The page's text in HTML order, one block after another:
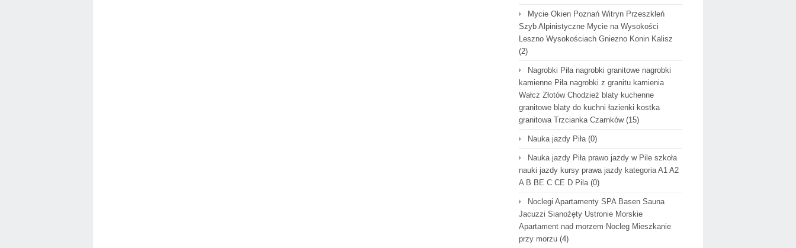
Mycie Okien Poznań Witryn Przeszkleń
Szyb Alpinistyczne Mycie na Wysokości
Leszno Wysokościach Gniezno Konin Kalisz
(2)
Nagrobki Piła nagrobki granitowe nagrobki
kamienne Piła nagrobki z granitu kamienia
Wałcz Złotów Chodzież blaty kuchenne
granitowe blaty do kuchni łazienki kostka
granitowa Trzcianka Czarnków(15)
Nauka jazdy Piła(0)
Nauka jazdy Piła prawo jazdy w Pile szkoła
nauki jazdy kursy prawa jazdy kategoria A1 A2
A B BE C CE D Pila(0)
Noclegi Apartamenty SPA Basen Sauna
Jacuzzi Sianożęty Ustronie Morskie
Apartament nad morzem Nocleg Mieszkanie
przy morzu (4)